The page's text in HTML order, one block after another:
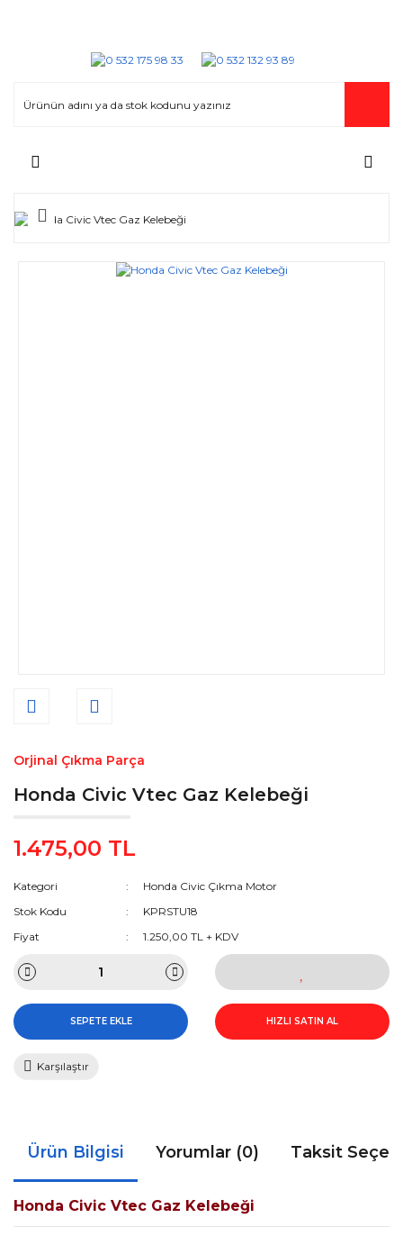
Orjinal Çıkma Parça
Honda Civic Vtec Gaz Kelebeği
1.475,00 TL
Kategori
Honda Civic Çıkma Motor
Stok Kodu
KPRSTU18
Fiyat
1.250,00 TL + KDV
SEPETE EKLE HIZLI SATIN AL
Karşılaştır
Ürün Bilgisi Yorumlar (0) Taksit
Honda Civic Vtec Gaz Kelebeği